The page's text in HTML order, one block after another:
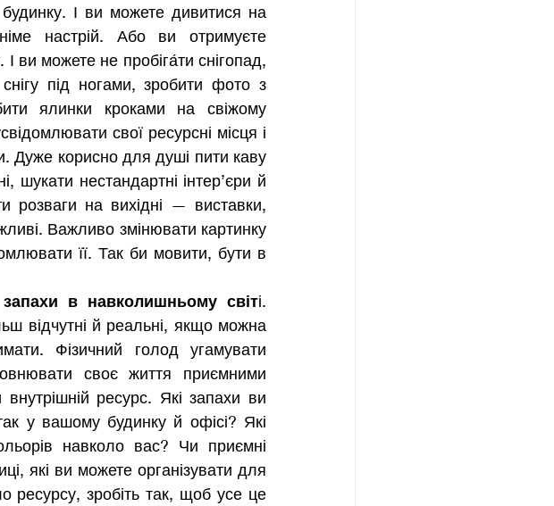
І ви можете дивитися на
настрій. Або ви отримуєте
ви можете не пробіга́ти снігопад,
під ногами, зробити фото з
ялинки кроками на свіжому
свої ресурсні місця і
Дуже корисно для душі пити каву
шукати нестандартні інтер’єри й
на вихідні — виставки,
Важливо змінювати картинку
її. Так би мовити, бути в
в навколишньому світі.
відчутні й реальні, якщо можна
Фізичний голод угамувати
своє життя приємними
ресурс. Які запахи ви
у вашому будинку й офісі? Які
навколо вас? Чи приємні
які ви можете організувати для